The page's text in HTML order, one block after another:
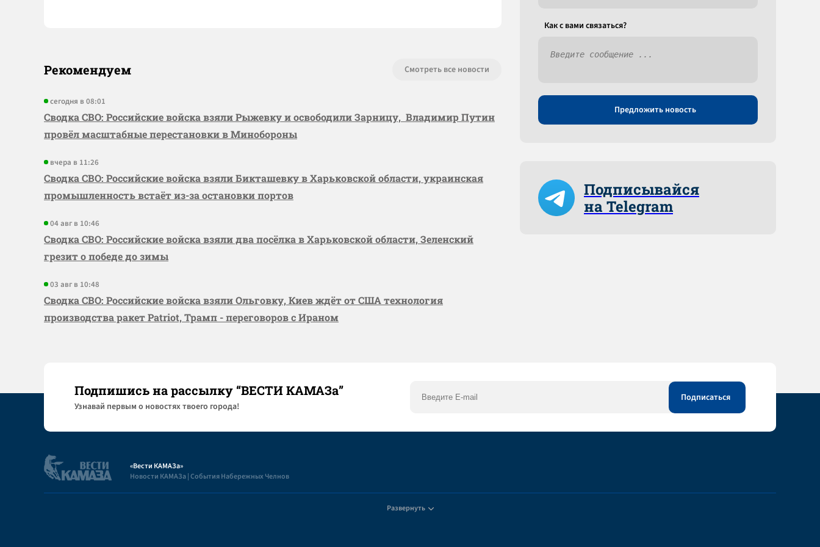
Рекомендуем Смотреть все новости
сегодня в 08:01
Сводка СВО: Российские войска взяли Рыжевку и освободили Зарницу, Владимир Путин
провёл масштабные перестановки в Минобороны
вчера в 11:26
Сводка СВО: Российские войска взяли Бикташевку в Харьковской области, украинская
промышленность встаёт из-за остановки портов
04 авг в 10:46
Сводка СВО: Российские войска взяли два посёлка в Харьковской области, Зеленский
грезит о победе до зимы
03 авг в 10:48
Сводка СВО: Российские войска взяли Ольговку, Киев ждёт от США технология
производства ракет Patriot, Трамп - переговоров с Ираном
Как c вами связаться?
Предложить новость
Подписывайся
на Telegram
Подпишись на рассылку “ВЕСТИ КАМАЗа”
Узнaвай первым о новостях твоего города!
«Вести КАМАЗа»
Новости КАМАЗа | События Набережных Челнов
Развернуть